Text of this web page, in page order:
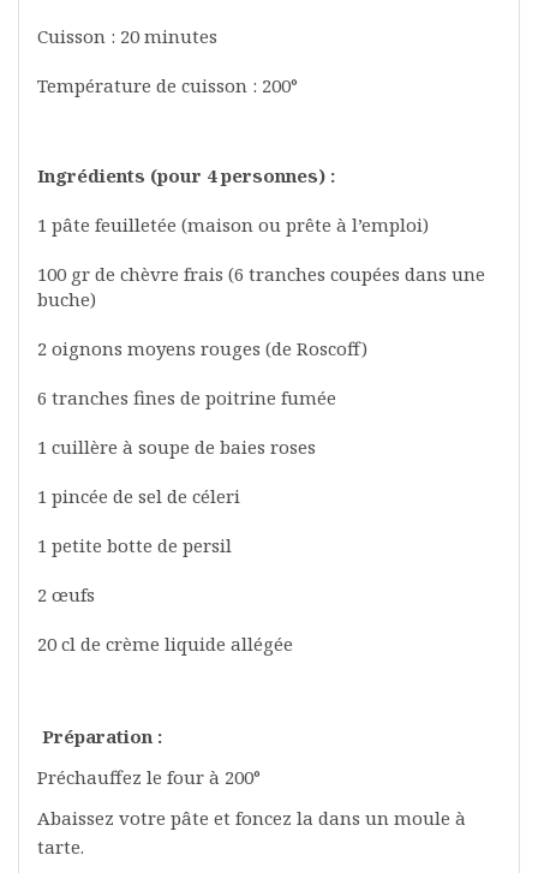
Cuisson : 20 minutes
Température de cuisson : 200°
Ingrédients (pour 4 personnes) :
1 pâte feuilletée (maison ou prête à l’emploi)
100 gr de chèvre frais (6 tranches coupées dans une
buche)
2 oignons moyens rouges (de Roscoff)
6 tranches fines de poitrine fumée
1 cuillère à soupe de baies roses
1 pincée de sel de céleri
1 petite botte de persil
2 œufs
20 cl de crème liquide allégée
Préparation :
Préchauffez le four à 200°
Abaissez votre pâte et foncez la dans un moule à
tarte.